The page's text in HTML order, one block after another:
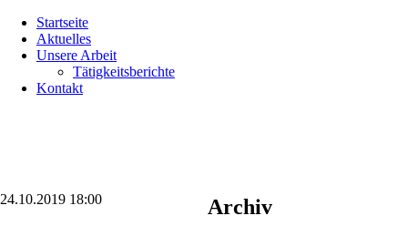
überspringen
Startseite
Aktuelles
Unsere Arbeit
Tätigkeitsberichte
Kontakt
24.10.2019 18:00 Archiv